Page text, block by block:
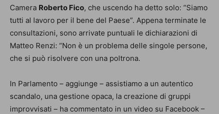
Camera Roberto Fico, che uscendo ha detto solo: “Siamo
tutti al lavoro per il bene del Paese”. Appena terminate le
consultazioni, sono arrivate puntuali le dichiarazioni di
Matteo Renzi: “Non è un problema delle singole persone,
che si può risolvere con una poltrona.
In Parlamento – aggiunge – assistiamo a un autentico
scandalo, una gestione opaca, la creazione di gruppi
improvvisati – ha commentato in un video su Facebook –